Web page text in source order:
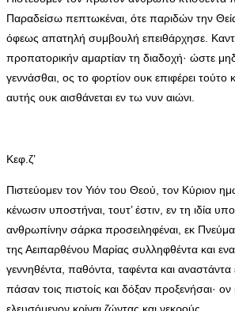
Παραδείσω πεπτωκέναι, ότε παριδών την
όφεως απατηλή συμβουλή επειθάρχησε.
προπατορικήν αμαρτίαν τη διαδοχή· ώστε
γεννάσθαι, ος το φορτίον ουκ επιφέρει τούτο
αυτής ουκ αισθάνεται εν τω νυν αιώνι.
Κεφ.ζ’
Πιστεύομεν τον Υιόν του Θεού, τον Κύριον
κένωσιν υποστήναι, τουτ’ έστιν, εν τη ιδία
ανθρωπίνην σάρκα προσειληφέναι, εκ
της Αειπαρθένου Μαρίας συλληφθέντα και
γεννηθέντα, παθόντα, ταφέντα και
πάσαν τοις πιστοίς και δόξαν προξενήσαι·